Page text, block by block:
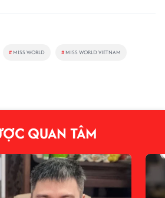
# MISS WORLD # MISS WORLD VIETNAM
QUAN TÂM